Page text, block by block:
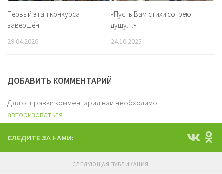
Первый этап конкурса
завершён
29.04.2026
«Пусть Вам стихи согреют
душу…»
24.10.2025
ДОБАВИТЬ КОММЕНТАРИЙ
Для отправки комментария вам необходимо
авторизоваться.
СЛЕДИТЕ ЗА НАМИ:
СЛЕДУЮЩАЯ ПУБЛИКАЦИЯ